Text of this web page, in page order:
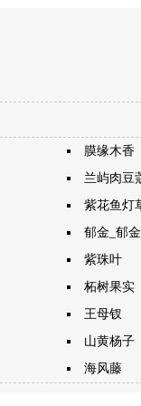
膜缘木香
兰屿肉豆
紫花鱼灯
郁金_郁
紫珠叶
柘树果实
王母钗
山黄杨子
海风藤